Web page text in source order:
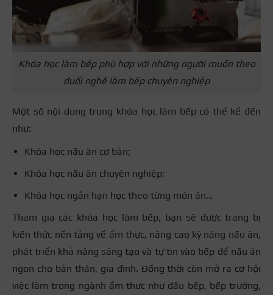
Khóa học làm bếp phù hợp với những người muốn theo
đuổi nghề làm bếp chuyên nghiệp
Một số nội dung trong khóa học làm bếp có thể kể đến
như:
Khóa học nấu ăn cơ bản;
Khóa học nấu ăn chuyên nghiệp;
Khóa học ngắn hạn học theo từng món ăn…
Tham gia các khóa học làm bếp, bạn sẽ được trang bị
kiến thức nền tảng về ẩm thực, nâng cao kỹ năng nấu ăn,
phát triển khả năng sáng tạo và tự tin vào bếp để nấu ăn
ngon cho bản thân, gia đình. Đồng thời còn mở ra cơ hội
việc làm trong ngành ẩm thực như đầu bếp, bếp trưởng,